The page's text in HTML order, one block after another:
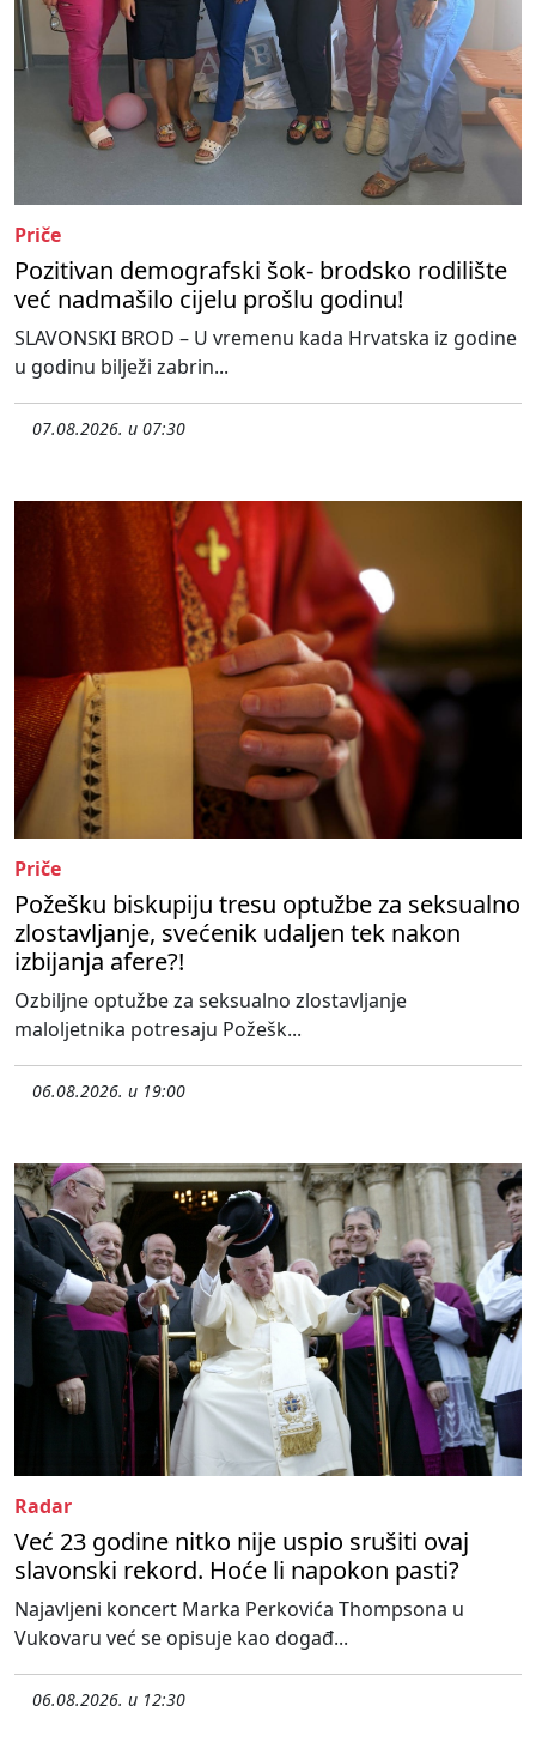
Priče
Pozitivan demografski šok- brodsko rodilište
već nadmašilo cijelu prošlu godinu!
SLAVONSKI BROD – U vremenu kada Hrvatska iz godine
u godinu bilježi zabrin...
07.08.2026. u 07:30
Priče
Požešku biskupiju tresu optužbe za seksualno
zlostavljanje, svećenik udaljen tek nakon
izbijanja afere?!
Ozbiljne optužbe za seksualno zlostavljanje
maloljetnika potresaju Požešk...
06.08.2026. u 19:00
Radar
Već 23 godine nitko nije uspio srušiti ovaj
slavonski rekord. Hoće li napokon pasti?
Najavljeni koncert Marka Perkovića Thompsona u
Vukovaru već se opisuje kao događ...
06.08.2026. u 12:30